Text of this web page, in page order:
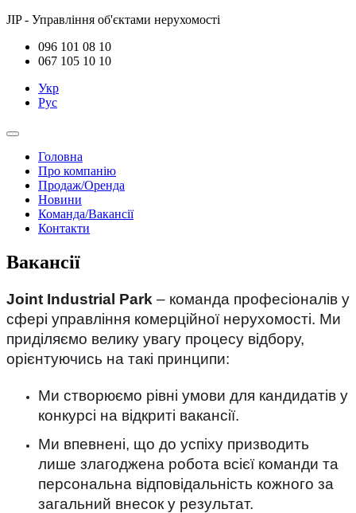
JIP - Управління об'єктами нерухомості
096 101 08 10
067 105 10 10
Укр
Рус
Головна
Про компанію
Продаж/Оренда
Новини
Команда/Вакансії
Контакти
Вакансії
Joint Industrial Park – команда професіоналів у
сфері управління комерційної нерухомості. Ми
приділяємо велику увагу процесу відбору,
орієнтуючись на такі принципи:
Ми створюємо рівні умови для кандидатів у
конкурсі на відкриті вакансії.
Ми впевнені, що до успіху призводить
лише злагоджена робота всієї команди та
персональна відповідальність кожного за
загальний внесок у результат.